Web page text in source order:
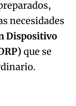
necesidades
Dispositivo
que se